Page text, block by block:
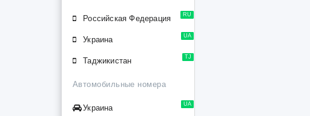
RU
Российская Федерация
UA
Украина
TJ
Таджикистан
Автомобильные номера
UA
Украина